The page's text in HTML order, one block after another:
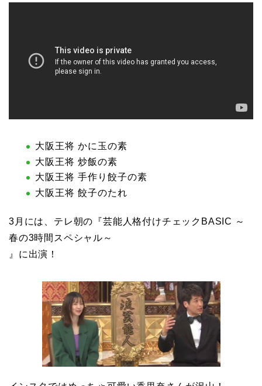
大阪王将 かに玉の素
大阪王将 炒飯の素
大阪王将 手作り餃子の素
大阪王将 餃子のたれ
3月には、テレ朝の『芸能人格付けチェックBASIC ～
春の3時間スペシャル～
』に出演！